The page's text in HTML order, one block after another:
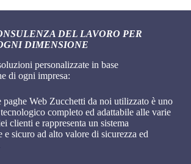
DEL LAVORO PER
DIMENSIONE
personalizzate in base
di ogni impresa:
paghe Web Zucchetti da noi utilizzato è uno
completo ed adattabile alle varie
clienti e rappresenta un sistema
e sicuro ad alto valore di sicurezza ed